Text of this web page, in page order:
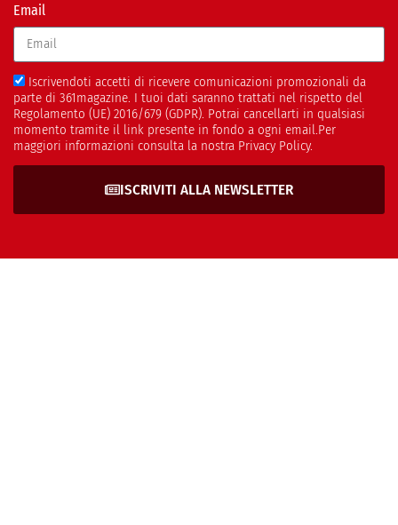
Email
Iscrivendoti accetti di ricevere comunicazioni promozionali da
parte di 361magazine. I tuoi dati saranno trattati nel rispetto del
Regolamento (UE) 2016/679 (GDPR). Potrai cancellarti in qualsiasi
momento tramite il link presente in fondo a ogni email.Per
maggiori informazioni consulta la nostra Privacy Policy.
ISCRIVITI ALLA NEWSLETTER